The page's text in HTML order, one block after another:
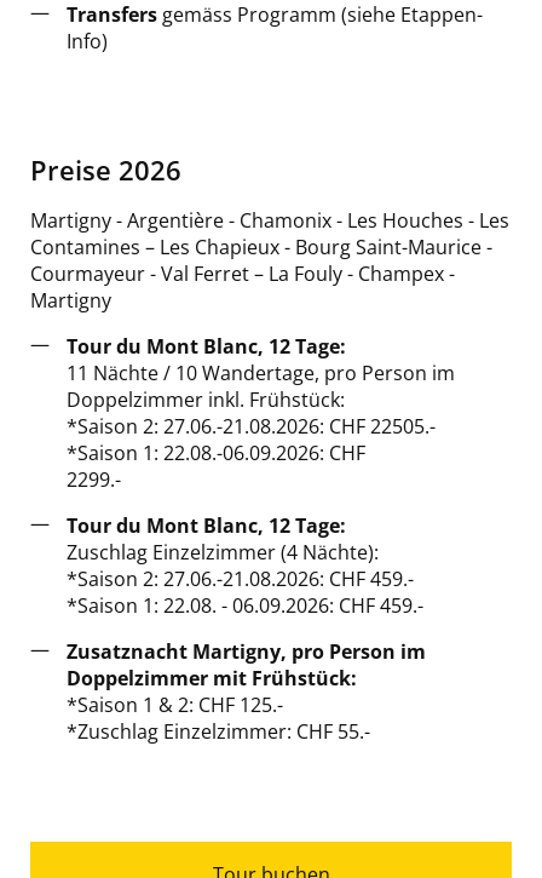
Transfers gemäss Programm (siehe Etappen-
Info)
Preise 2026
Martigny - Argentière - Chamonix - Les Houches - Les
Contamines – Les Chapieux - Bourg Saint-Maurice -
Courmayeur - Val Ferret – La Fouly - Champex -
Martigny
Tour du Mont Blanc, 12 Tage:
11 Nächte / 10 Wandertage, pro Person im
Doppelzimmer inkl. Frühstück:
*Saison 2: 27.06.-21.08.2026: CHF 22505.-
*Saison 1: 22.08.-06.09.2026: CHF
2299.-
Tour du Mont Blanc, 12 Tage:
Zuschlag Einzelzimmer (4 Nächte):
*Saison 2: 27.06.-21.08.2026: CHF 459.-
*Saison 1: 22.08. - 06.09.2026: CHF 459.-
Zusatznacht Martigny, pro Person im
Doppelzimmer mit Frühstück:
*Saison 1 & 2: CHF 125.-
*Zuschlag Einzelzimmer: CHF 55.-